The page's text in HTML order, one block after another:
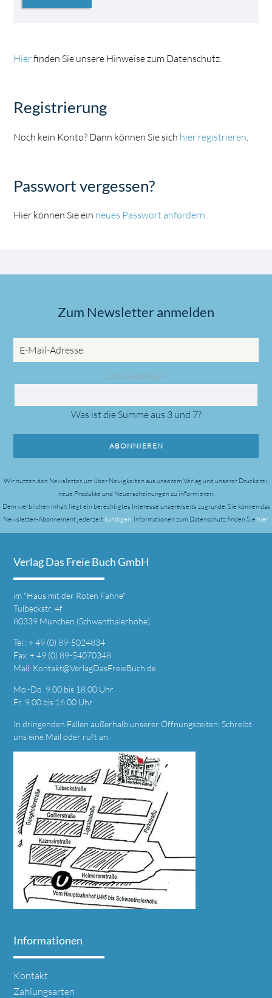
Hierfinden Sie unsere Hinweise zum Datenschutz.
Registrierung
Noch kein Konto? Dann können Sie sich hier registrieren
Passwort vergessen?
Hier können Sie ein neues Passwort anfordern.
Zum Newsletter anmelden
Adresse
Pflichtfeld
Sicherheitsfrage*
Was ist die Summe aus 3 und 7?
ABONNIEREN
Wir nutzen den Newsletter, um über Neuigkeiten aus unserem Verlag und unserer Druckerei,
neue Produkte und Neuerscheinungen zu informieren.
Dem werblichen Inhalt liegt ein berechtigtes Interesse unsererseits zugrunde. Sie können das
Newsletter-Abonnement jederzeit kündigen . Informationen zum Datenschutz finden Sie hier.
Verlag Das Freie Buch GmbH
im "Haus mit der Roten Fahne"
Tulbeckstr. 4f
80339 München (Schwanthalerhöhe)
Tel.: + 49 (0) 89-5024834
Fax: + 49 (0) 89-54070348
Mail: Kontakt@VerlagDasFreieBuch.de
Mo.-Do. 9.00 bis 18.00 Uhr
Fr. 9.00 bis 16.00 Uhr
In dringenden Fällen außerhalb unserer Öffnungszeiten: Schreibt
uns eine Mailoder ruft an.
Informationen
Navigation
überspringen
Kontakt
Zahlungsarten